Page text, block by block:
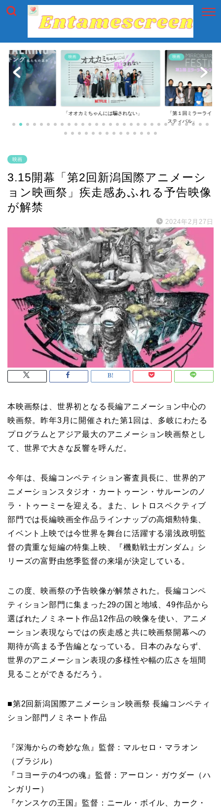
映画
「オオカミちゃんには騙されない」
映画
「第１回ミラーライアーフィルムズ・フェ
映画
3.15開幕「第2回新潟国際アニメーシ
ョン映画祭」疾走感あふれる予告映像
が解禁
2024年2月27日
本映画祭は、世界初となる長編アニメーション中心の
映画祭。昨年3月に開催された第1回は、多岐にわたる
プログラムとアジア最大のアニメーション映画祭とし
て、世界で大きな反響を呼んだ。
今年は、長編コンペティション審査員長に、世界的ア
ニメーションスタジオ・カートゥーン・サルーンのノ
ラ・トゥーミーを迎える。また、レトロスペクティブ
部門では長編映画全作品ラインナップの高畑勲特集、
イベント上映では今世界を舞台に活躍する湯浅政明監
督の貴重な短編の特集上映、『機動戦士ガンダム』シ
リーズの富野由悠季監督の来場が決定している。
この度、映画祭の予告映像が解禁された。長編コンペ
ティション部門に集まった29の国と地域、49作品から
選ばれたノミネート作品12作品の映像を使い、アニメ
ーション表現ならではの疾走感と共に映画祭開幕への
期待が高まる予告編となっている。日本のみならず、
世界のアニメーション表現の多様性や幅の広さを垣間
見ることができるだろう。
■第2回新潟国際アニメーション映画祭 長編コンペティ
ション部門ノミネート作品
『深海からの奇妙な魚』監督：マルセロ・マラオン
（ブラジル）
『コヨーテの4つの魂』監督：アーロン・ガウダー（ハ
ンガリー）
『ケンスケの王国』監督：ニール・ボイル、カーク・